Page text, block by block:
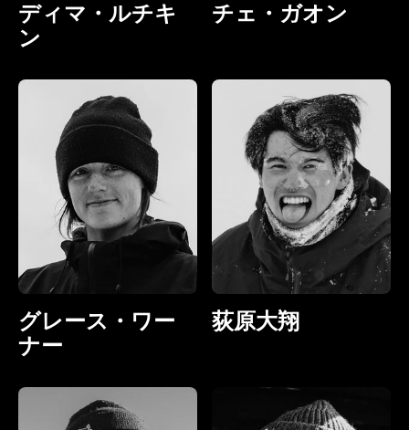
ディマ・ルチキ
ン
チェ・ガオン
グレース・ワー
ナー
荻原大翔